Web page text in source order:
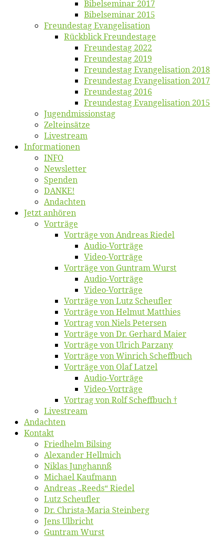
Bibelsemi­nar 2017
Bibelsemi­nar 2015
Freun­des­tag Evangelisation
Rück­blick Freundestage
Freun­des­tag 2022
Freun­des­tag 2019
Freun­des­tag Evan­ge­li­sa­ti­on 2018
Freun­des­tag Evan­ge­li­sa­ti­on 2017
Freun­des­tag 2016
Freun­des­tag Evan­ge­li­sa­ti­on 2015
Jugend­mis­sions­tag
Zelt­ein­sät­ze
Live­stream
Informatio­nen
INFO
News­let­ter
Spen­den
DANKE!
An­dach­ten
Jetzt an­hö­ren
Vor­trä­ge
Vor­trä­ge von An­dre­as Riedel
Au­dio-Vor­trä­ge
Vi­deo-Vor­trä­ge
Vor­trä­ge von Gun­tram Wurst
Au­dio-Vor­trä­ge
Vi­deo-Vor­trä­ge
Vor­trä­ge von Lutz Scheufler
Vor­trä­ge von Hel­mut Matthies
Vor­trag von Niels Petersen
Vor­trä­ge von Dr. Ger­hard Maier
Vor­trä­ge von Ul­rich Parzany
Vor­trä­ge von Win­rich Scheffbuch
Vor­trä­ge von Olaf Latzel
Au­dio-Vor­trä­ge
Vi­deo-Vor­trä­ge
Vor­trag von Rolf Scheffbuch †
Live­stream
An­dach­ten
Kon­takt
Fried­helm Bilsing
Alex­an­der Hellmich
Ni­klas Junghannß
Mi­cha­el Kaufmann
An­dre­as „Reeds“ Riedel
Lutz Scheuf­ler
Dr. Chris­­ta-Ma­ria Steinberg
Jens Ulb­richt
Gun­tram Wurst